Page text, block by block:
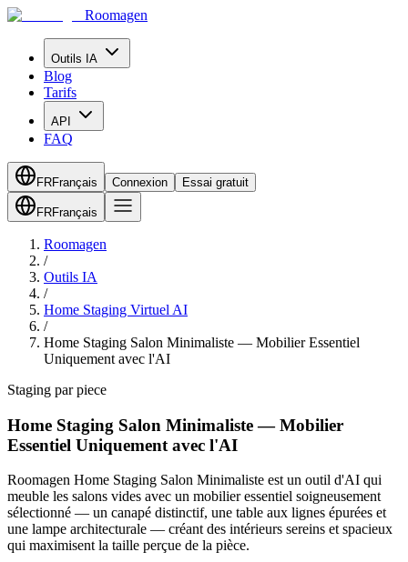
Roomagen
Outils IA
Blog
Tarifs
API
FAQ
FRFrançais Connexion Essai gratuit
FRFrançais
Roomagen
/
Outils IA
/
Home Staging Virtuel AI
/
Home Staging Salon Minimaliste — Mobilier Essentiel
Uniquement avec l'AI
Staging par piece
Home Staging Salon Minimaliste — Mobilier
Essentiel Uniquement avec l'AI
Roomagen Home Staging Salon Minimaliste est un outil d'AI qui
meuble les salons vides avec un mobilier essentiel soigneusement
sélectionné — un canapé distinctif, une table aux lignes épurées et
une lampe architecturale — créant des intérieurs sereins et spacieux
qui maximisent la taille perçue de la pièce.